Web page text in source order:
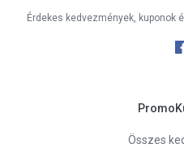
Érdekes kedvezmények, kuponok
Összes